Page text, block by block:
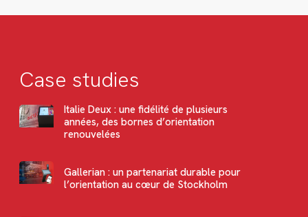
Case studies
Italie Deux : une fidélité de plusieurs
années, des bornes d’orientation
renouvelées
Gallerian : un partenariat durable pour
l’orientation au cœur de Stockholm